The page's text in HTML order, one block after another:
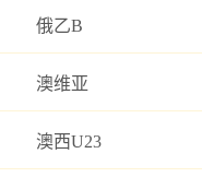
俄乙B
澳维亚
澳西U23